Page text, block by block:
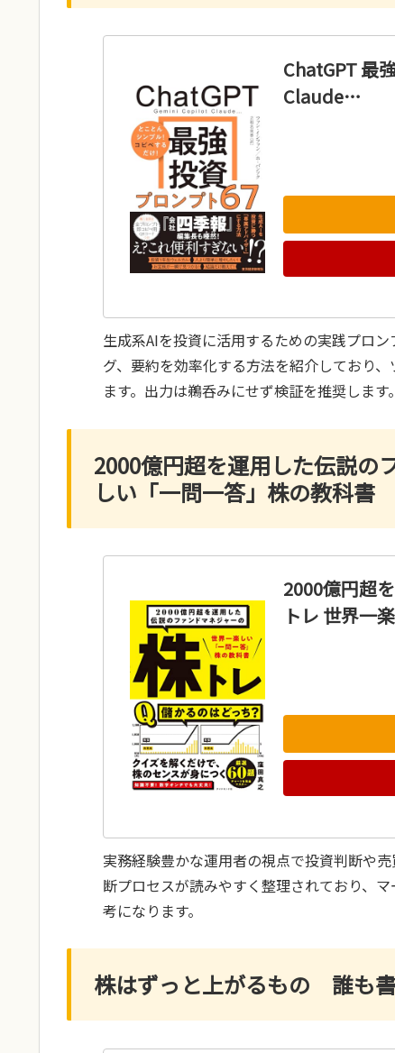
ChatGPT 最
Claude…
生成系AIを投資に活用するための実践プロ
グ、要約を効率化する方法を紹介しており
ます。出力は鵜呑みにせず検証を推奨します。
2000億円超を運用した伝説の
しい「一問一答」株の教科書
2000億円超
トレ 世界一
実務経験豊かな運用者の視点で投資判断や
断プロセスが読みやすく整理されており、
考になります。
株はずっと上がるもの 誰も